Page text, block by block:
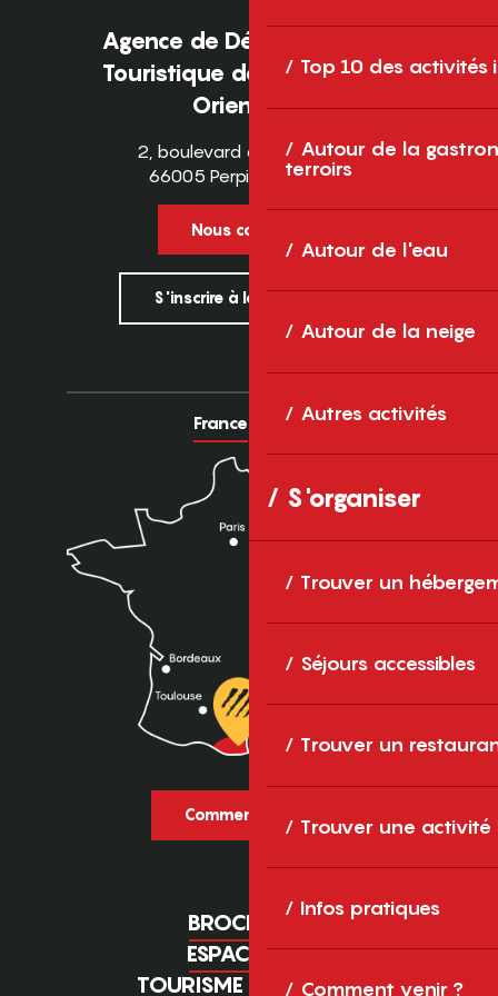
Top 10 des activités
Autour de la
terroirs
Autour de l'eau
Autour de la neige
Autres activités
S'organiser
Trouver un
Séjours accessibles
Trouver un
Trouver une activité
Infos pratiques
Comment venir ?
Agence de Développement
Touristique des Pyrénées-
Orientales
2, boulevard des Pyrénées
66005 Perpignan Cedex
Nous contacter
S'inscrire à la newsletter
France Europe
Comment venir ?
BROCHURES
ESPACE PRO
TOURISME D'AFFAIRES